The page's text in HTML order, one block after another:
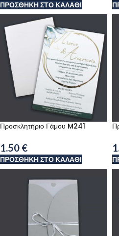
ΠΡΟΣΘΉΚΗ ΣΤΟ ΚΑΛΆΘΙ
Προσκλητήριο Γάμου M241
1.50 €
ΠΡΟΣΘΉΚΗ ΣΤΟ ΚΑΛΆΘΙ